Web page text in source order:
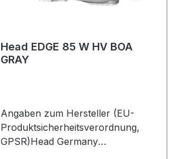
Head EDGE 85 W HV BOA
GRAY
Angaben zum Hersteller (EU-
Produktsicherheitsverordnung,
GPSR)Head Germany